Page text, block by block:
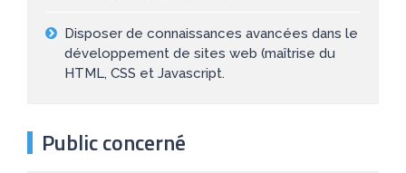
Disposer de connaissances avancées dans le
développement de sites web (maîtrise du
HTML, CSS et Javascript.
Public concerné